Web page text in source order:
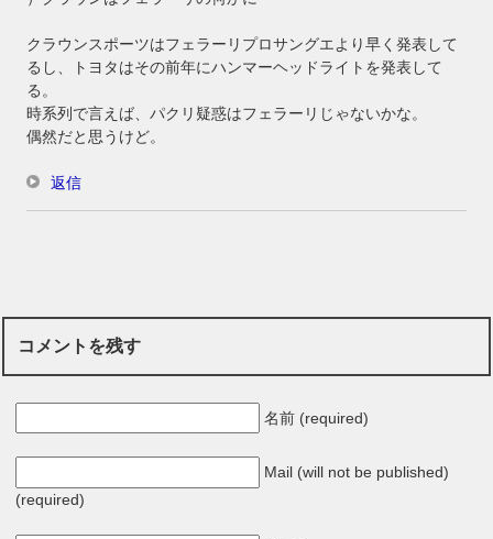
クラウンスポーツはフェラーリプロサングエより早く発表して
るし、トヨタはその前年にハンマーヘッドライトを発表して
る。
時系列で言えば、パクリ疑惑はフェラーリじゃないかな。
偶然だと思うけど。
返信
コメントを残す
名前 (required)
Mail (will not be published)
(required)